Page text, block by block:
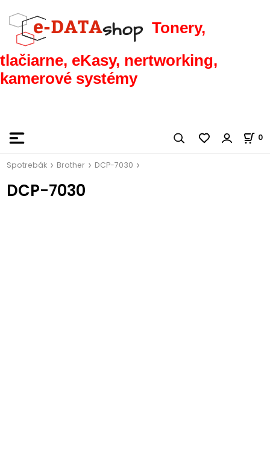
Tonery,
tlačiarne, eKasy, nertworking,
kamerové systémy
0
Spotrebák Brother DCP-7030
DCP-7030